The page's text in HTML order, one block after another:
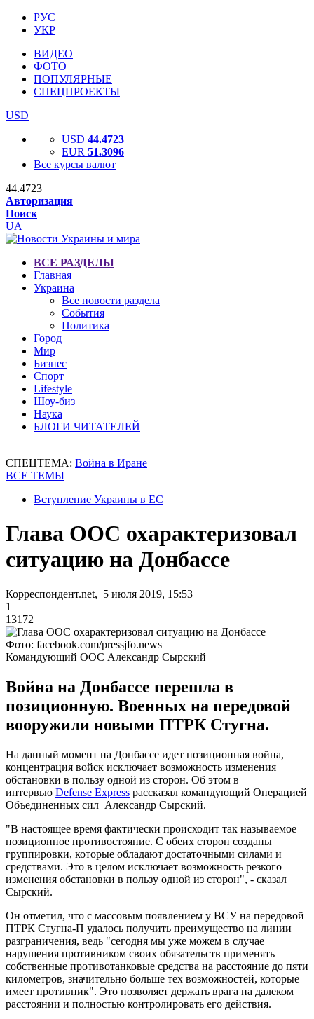
РУС
УКР
ВИДЕО
ФОТО
ПОПУЛЯРНЫЕ
СПЕЦПРОЕКТЫ
USD
USD 44.4723
EUR 51.3096
Все курсы валют
44.4723
Авторизация
Поиск
UA
ВСЕ РАЗДЕЛЫ
Главная
Украина
Все новости раздела
События
Политика
Город
Мир
Бизнес
Спорт
Lifestyle
Шоу-биз
Наука
БЛОГИ ЧИТАТЕЛЕЙ
СПЕЦТЕМА: Война в Иране
ВСЕ ТЕМЫ
Вступление Украины в ЕС
Глава ООС охарактеризовал
ситуацию на Донбассе
Корреспондент.net, 5 июля 2019, 15:53
1
13172
Фото: facebook.com/pressjfo.news
Командующий ООС Александр Сырский
Война на Донбассе перешла в
позиционную. Военных на передовой
вооружили новыми ПТРК Стугна.
На данный момент на Донбассе идет позиционная война,
концентрация войск исключает возможность изменения
обстановки в пользу одной из сторон. Об этом в
интервью Defense Express рассказал командующий Операцией
Объединенных сил Александр Сырский.
"В настоящее время фактически происходит так называемое
позиционное противостояние. С обеих сторон созданы
группировки, которые обладают достаточными силами и
средствами. Это в целом исключает возможность резкого
изменения обстановки в пользу одной из сторон", - сказал
Сырский.
Он отметил, что с массовым появлением у ВСУ на передовой
ПТРК Стугна-П удалось получить преимущество на линии
разграничения, ведь "сегодня мы уже можем в случае
нарушения противником своих обязательств применять
собственные противотанковые средства на расстояние до пяти
километров, значительно больше тех возможностей, которые
имеет противник". Это позволяет держать врага на далеком
расстоянии и полностью контролировать его действия.